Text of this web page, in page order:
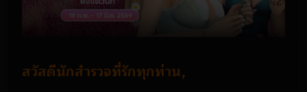
สวัสดีนักสำรวจที่รักทุกท่าน,